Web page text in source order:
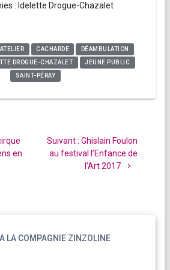
: Idelette Drogue-Chazalet
ATELIER CACHARDE
DÉAMBULATION
DROGUE-CHAZALET
JEUNE PUBLIC
SAINT-PÉRAY
en
Suivant : Article
suivant
Ghislain Foulon
au festival l’Enfance de
l’Art 2017
LA COMPAGNIE ZINZOLINE